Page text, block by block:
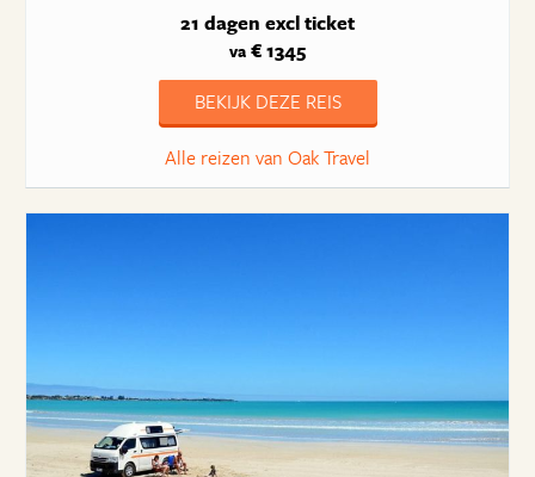
21 dagen excl ticket
va € 1345
BEKIJK DEZE REIS
Alle reizen van Oak Travel